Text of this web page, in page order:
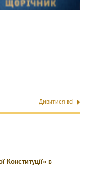
Дивитися всі
Конституції» в